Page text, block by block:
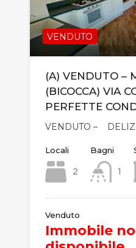
VENDUTO
(A) VENDUTO –
(BICOCCA) VIA
PERFETTE
VENDUTO –
Locali
2
Bagni
1
Venduto
Immobile